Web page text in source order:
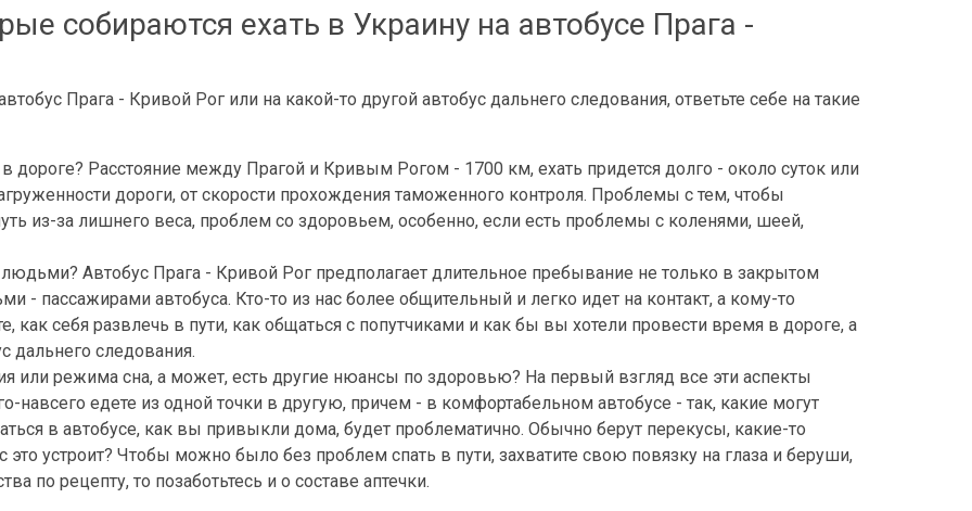
собираются ехать в Украину на автобусе Прага -
Прага - Кривой Рог или на какой-то другой автобус дальнего следования, ответьте себе на такие
Расстояние между Прагой и Кривым Рогом - 1700 км, ехать придется долго - около суток или
дороги, от скорости прохождения таможенного контроля. Проблемы с тем, чтобы
из-за лишнего веса, проблем со здоровьем, особенно, если есть проблемы с коленями, шеей,
Автобус Прага - Кривой Рог предполагает длительное пребывание не только в закрытом
- пассажирами автобуса. Кто-то из нас более общительный и легко идет на контакт, а кому-то
как себя развлечь в пути, как общаться с попутчиками и как бы вы хотели провести время в дороге, а
дальнего следования.
или режима сна, а может, есть другие нюансы по здоровью? На первый взгляд все эти аспекты
навсего едете из одной точки в другую, причем - в комфортабельном автобусе - так, какие могут
в автобусе, как вы привыкли дома, будет проблематично. Обычно берут перекусы, какие-то
это устроит? Чтобы можно было без проблем спать в пути, захватите свою повязку на глаза и беруши,
по рецепту, то позаботьтесь и о составе аптечки.